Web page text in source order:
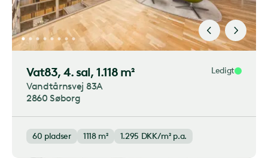
Vat83, 4. sal, 1.118 m² Ledigt
Vandtårnsvej 83A
2860 Søborg
60 pladser 1118 m² 1.295 DKK/m² p.a.